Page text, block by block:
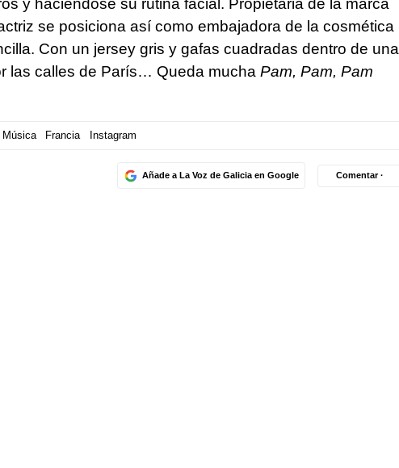
se posiciona así como embajadora de la cosmética
Con un jersey gris y gafas cuadradas dentro de una
las calles de París… Queda mucha Pam, Pam, Pam
Música Francia Instagram
Añade a La Voz de Galicia en Google Comentar ·